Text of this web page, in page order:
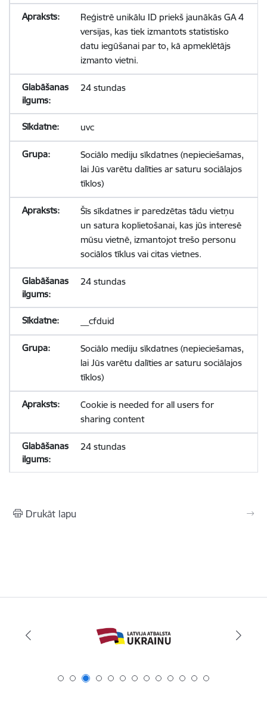
Reģistrē unikālu ID priekš jaunākās GA 4
versijas, kas tiek izmantots statistisko
datu iegūšanai par to, kā apmeklētājs
izmanto vietni.
24 stundas
uvc
Sociālo mediju sīkdatnes (nepieciešamas,
lai Jūs varētu dalīties ar saturu sociālajos
tīklos)
Šīs sīkdatnes ir paredzētas tādu vietņu
un satura koplietošanai, kas jūs interesē
mūsu vietnē, izmantojot trešo personu
sociālos tīklus vai citas vietnes.
24 stundas
__cfduid
Sociālo mediju sīkdatnes (nepieciešamas,
lai Jūs varētu dalīties ar saturu sociālajos
tīklos)
Cookie is needed for all users for
sharing content
24 stundas
Drukāt lapu